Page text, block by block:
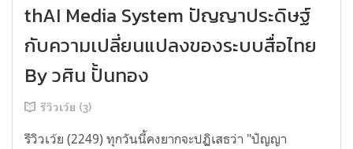
thAI Media System ปัญญาประดิษฐ์
กับความเปลี่ยนแปลงของระบบสื่อไทย
By วศิน ปั้นทอง
รีวิวเว้ย (3)
รีวิวเว้ย (2249) ทุกวันนี้คงยากจะปฏิเสธว่า "ปัญญา